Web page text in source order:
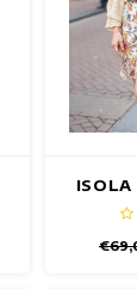
ISOLA